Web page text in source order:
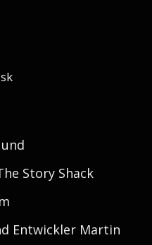
Story Shack
Entwickler Martin